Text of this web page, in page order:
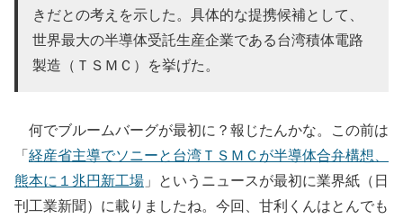
きだとの考えを示した。具体的な提携候補として、
世界最大の半導体受託生産企業である台湾積体電路
製造（ＴＳＭＣ）を挙げた。
何でブルームバーグが最初に？報じたんかな。この前は
「経産省主導でソニーと台湾ＴＳＭＣが半導体合弁構想、
熊本に１兆円新工場 」というニュースが最初に業界紙（日
刊工業新聞）に載りましたね。今回、甘利くんはとんでも